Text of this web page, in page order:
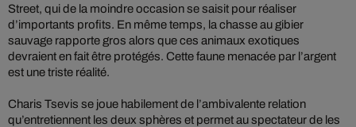
Street, qui de la moindre occasion se saisit pour réaliser
d’importants profits. En même temps, la chasse au gibier
sauvage rapporte gros alors que ces animaux exotiques
devraient en fait être protégés. Cette faune menacée par l’argent
est une triste réalité.
Charis Tsevis se joue habilement de l’ambivalente relation
qu’entretiennent les deux sphères et permet au spectateur de les